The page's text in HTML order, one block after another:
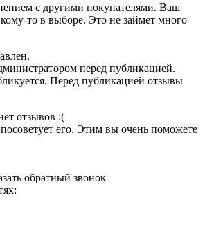
с другими покупателями. Ваш
то в выборе. Это не займет много
перед публикацией.
Перед публикацией отзывы
отзывов :(
его. Этим вы очень поможете
обратный звонок